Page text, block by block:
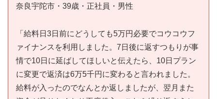
奈良宇陀市・39歳・正社員・男性
「給料日3日前にどうしても5万円必要でコウコウフ
ァイナンスを利用しました。7日後に返すつもりが事
情で10日に延ばしてほしいと伝えたら、10日プラン
に変更で返済は6万5千円に変わると言われました。
給料が入ったのでなんとか返しましたが、翌月また